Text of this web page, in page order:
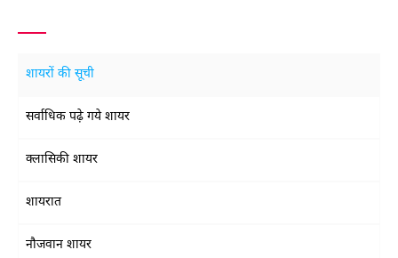
शायरों की सूची
सर्वाधिक पढ़े गये शायर
क्लासिकी शायर
शायरात
नौजवान शायर